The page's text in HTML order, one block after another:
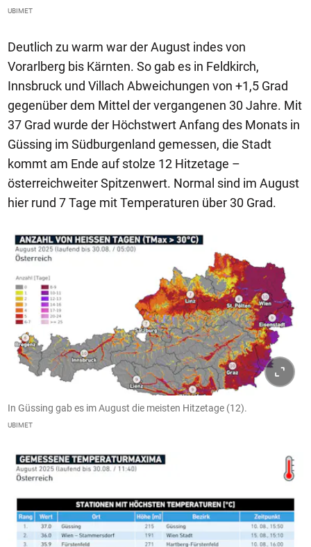
UBIMET
Deutlich zu warm war der August indes von
Vorarlberg bis Kärnten. So gab es in Feldkirch,
Innsbruck und Villach Abweichungen von +1,5 Grad
gegenüber dem Mittel der vergangenen 30 Jahre. Mit
37 Grad wurde der Höchstwert Anfang des Monats in
Güssing im Südburgenland gemessen, die Stadt
kommt am Ende auf stolze 12 Hitzetage –
österreichweiter Spitzenwert. Normal sind im August
hier rund 7 Tage mit Temperaturen über 30 Grad.
In Güssing gab es im August die meisten Hitzetage (12).
UBIMET